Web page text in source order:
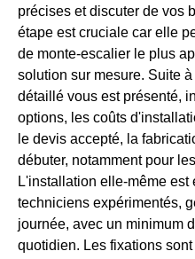
précises et discuter de vos
étape est cruciale car elle
de monte-escalier le plus
solution sur mesure. Suite
détaillé vous est présenté,
options, les coûts
le devis accepté, la
débuter, notamment pour
L'installation elle-même
techniciens expérimentés,
journée, avec un minimum
quotidien. Les fixations